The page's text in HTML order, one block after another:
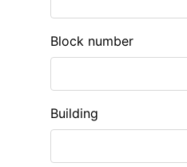
Block number
Building